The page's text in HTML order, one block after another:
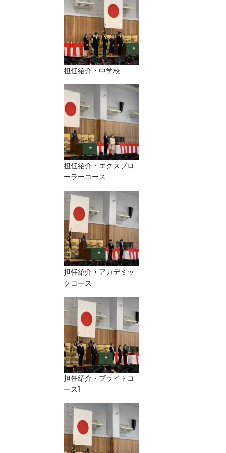
担任紹介・中学校
担任紹介・エクスプロ
ーラーコース
担任紹介・アカデミッ
クコース
担任紹介・ブライトコ
ース1